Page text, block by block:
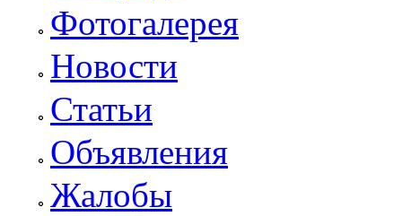
Фотогалерея
Новости
Статьи
Объявления
Жалобы